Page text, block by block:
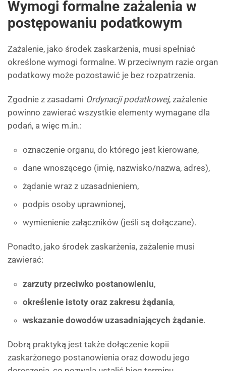
Wymogi formalne zażalenia w
postępowaniu podatkowym
Zażalenie, jako środek zaskarżenia, musi spełniać
określone wymogi formalne. W przeciwnym razie organ
podatkowy może pozostawić je bez rozpatrzenia.
Zgodnie z zasadami Ordynacji podatkowej, zażalenie
powinno zawierać wszystkie elementy wymagane dla
podań, a więc m.in.:
oznaczenie organu, do którego jest kierowane,
dane wnoszącego (imię, nazwisko/nazwa, adres),
żądanie wraz z uzasadnieniem,
podpis osoby uprawnionej,
wymienienie załączników (jeśli są dołączane).
Ponadto, jako środek zaskarżenia, zażalenie musi
zawierać:
zarzuty przeciwko postanowieniu,
określenie istoty oraz zakresu żądania,
wskazanie dowodów uzasadniających żądanie.
Dobrą praktyką jest także dołączenie kopii
zaskarżonego postanowienia oraz dowodu jego